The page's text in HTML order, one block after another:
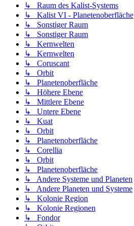
↳ Raum des Kalist-Systems
↳ Kalist VI - Planetenoberfläche
↳ Sonstiger Raum
↳ Sonstiger Raum
↳ Kernwelten
↳ Kernwelten
↳ Coruscant
↳ Orbit
↳ Planetenoberfläche
↳ Höhere Ebene
↳ Mittlere Ebene
↳ Untere Ebene
↳ Kuat
↳ Orbit
↳ Planetenoberfläche
↳ Corellia
↳ Orbit
↳ Planetenoberfläche
↳ Andere Systeme und Planeten
↳ Andere Planeten und Systeme
↳ Kolonie Region
↳ Kolonie Regionen
↳ Fondor